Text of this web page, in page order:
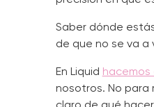
Saber dónde
de que no se va a
En Liquid
nosotros. No para